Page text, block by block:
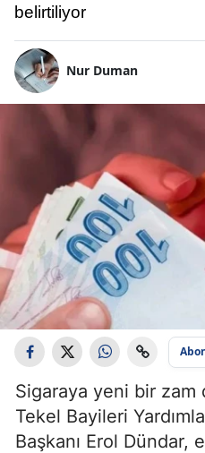
belirtiliyor
Nur Duman
Sigaraya yeni bir zam
Tekel Bayileri
Başkanı Erol Dündar,